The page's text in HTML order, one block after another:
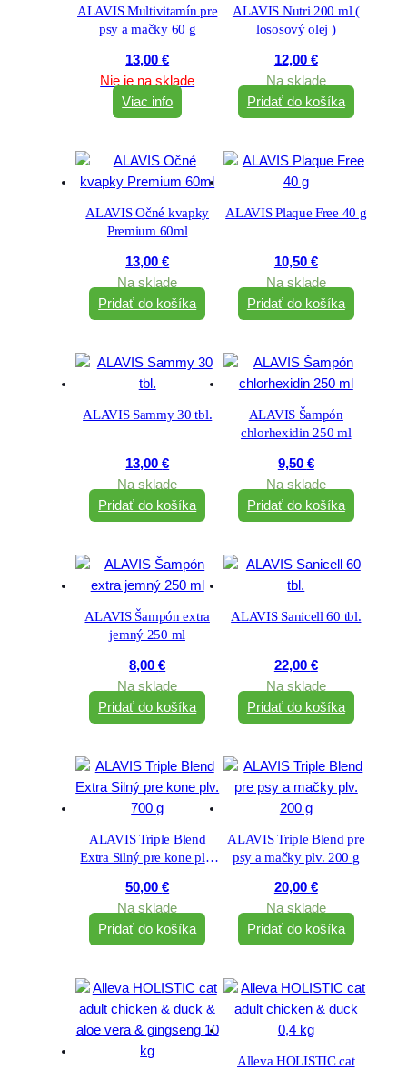
ALAVIS Multivitamín pre
psy a mačky 60 g
13,00€
Nie je na sklade
Viac info
ALAVIS Nutri 200 ml (
lososový olej )
12,00 €
Na sklade
Pridať do košíka
ALAVIS Očné kvapky
Premium 60ml
13,00€
Na sklade
Pridať do košíka
ALAVIS Plaque Free 40 g
10,50 €
Na sklade
Pridať do košíka
ALAVIS Sammy 30 tbl.
13,00€
Na sklade
Pridať do košíka
ALAVIS Šampón
chlorhexidin 250 ml
9,50 €
Na sklade
Pridať do košíka
ALAVIS Šampón extra
jemný 250 ml
8,00€
Na sklade
Pridať do košíka
ALAVIS Sanicell 60 tbl.
22,00 €
Na sklade
Pridať do košíka
ALAVIS Triple Blend
Extra Silný pre kone plv.
50,00€
Na sklade
Pridať do košíka
ALAVIS Triple Blend pre
psy a mačky plv. 200 g
20,00 €
Na sklade
Pridať do košíka
Alleva HOLISTIC cat